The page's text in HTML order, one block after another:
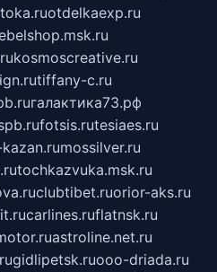
otdelkaexp.ru
kosmoscreative.ru
tiffany-c.ru
галактика73.рф
fotsis.rutesiaes.ru
mossilver.ru
tochkazvuka.msk.ru
clubtibet.ruorior-aks.ru
carlines.ruflatnsk.ru
astroline.net.ru
gidlipetsk.ruooo-driada.ru